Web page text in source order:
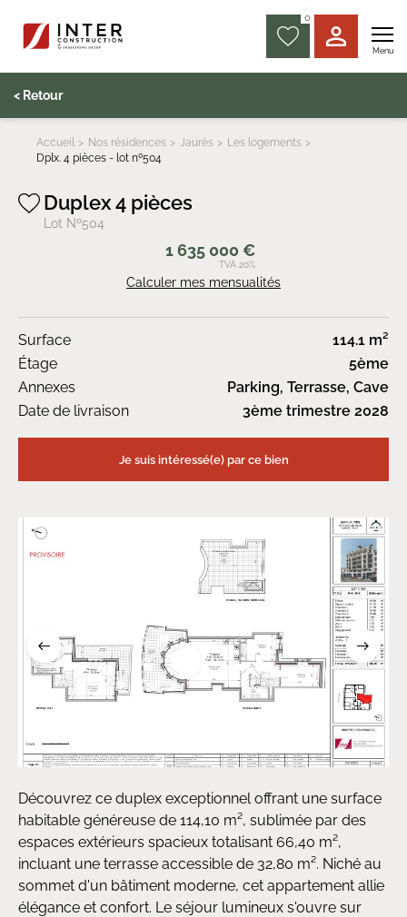
0
Menu
< Retour
Accueil Nos résidences Jaurès
Les logements
Dplx. 4 pièces - lot nº504
Duplex 4 pièces
Lot Nº504
1 635 000 €
TVA 20%
Calculer mes mensualités
Surface
114.1 m²
Étage
5ème
Annexes
Parking, Terrasse, Cave
Date de livraison
3ème trimestre 2028
Je suis intéressé(e) par ce bien
Découvrez ce duplex exceptionnel offrant une surface
habitable généreuse de 114,10 m², sublimée par des
espaces extérieurs spacieux totalisant 66,40 m²,
incluant une terrasse accessible de 32,80 m². Niché au
sommet d'un bâtiment moderne, cet appartement allie
élégance et confort. Le séjour lumineux s'ouvre sur